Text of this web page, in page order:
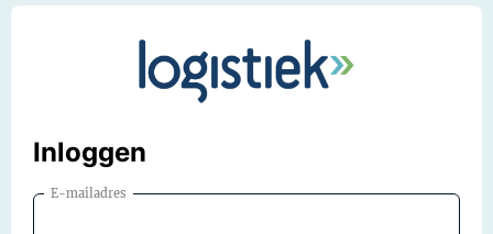
Inloggen
E-mailadres